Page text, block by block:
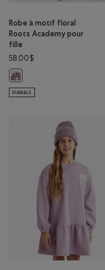
Robe à motif floral
Roots Academy pour
fille
58,00$
Robe à motif floral Roots
DURABLE